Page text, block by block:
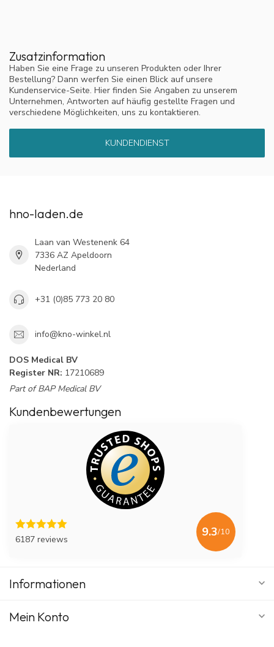
Zusatzinformation
Haben Sie eine Frage zu unseren Produkten oder Ihrer
Bestellung? Dann werfen Sie einen Blick auf unsere
Kundenservice-Seite. Hier finden Sie Angaben zu unserem
Unternehmen, Antworten auf häufig gestellte Fragen und
verschiedene Möglichkeiten, uns zu kontaktieren.
KUNDENDIENST
hno-laden.de
Laan van Westenenk 64
7336 AZ Apeldoorn
Nederland
+31 (0)85 773 20 80
info@kno-winkel.nl
DOS Medical BV
Register NR: 17210689
Part of BAP Medical BV
Kundenbewertungen
6187 reviews
9.3/10
Informationen
Mein Konto